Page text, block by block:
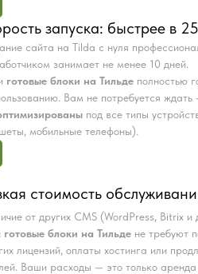
запуска: быстрее в
сайта на Tilda с нуля
занимает не менее 10 дней.
готовые блоки на Тильде полностью
Вам не потребуется ждать
под все типы
мобильные телефоны).
от других CMS (WordPress, Bitrix и
готовые блоки на Тильде не требуют
лицензий, оплаты хостинга или
Ваши расходы — это только
стоимость